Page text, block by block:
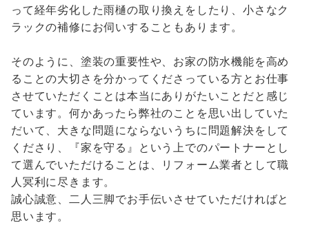
って経年劣化した雨樋の取り換えをしたり、小さなク
ラックの補修にお伺いすることもあります。
そのように、塗装の重要性や、お家の防水機能を高め
ることの大切さを分かってくださっている方とお仕事
させていただくことは本当にありがたいことだと感じ
ています。何かあったら弊社のことを思い出していた
だいて、大きな問題にならないうちに問題解決をして
くださり、『家を守る』という上でのパートナーとし
て選んでいただけることは、リフォーム業者として職
人冥利に尽きます。
誠心誠意、二人三脚でお手伝いさせていただければと
思います。